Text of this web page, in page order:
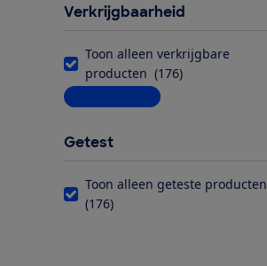
Verkrijgbaarheid
Toon alleen verkrijgbare
producten (176)
Meer informatie
Getest
Toon alleen geteste producten
(176)